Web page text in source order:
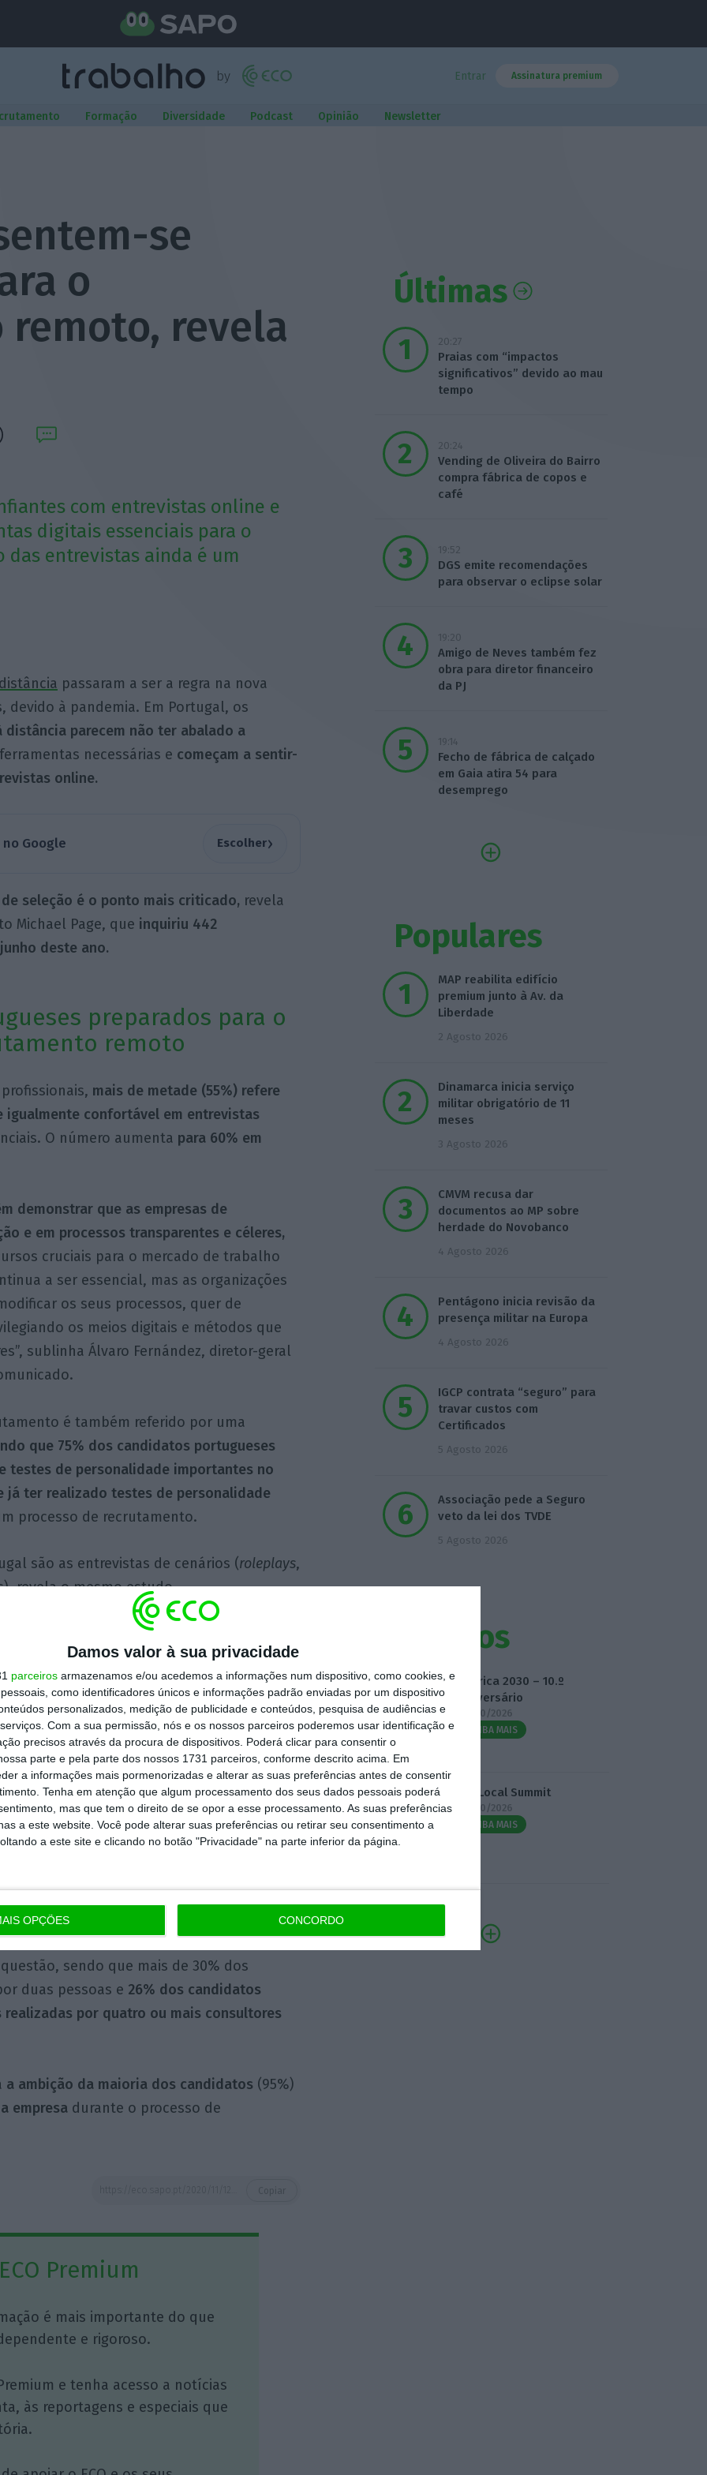
Damos valor à sua privacidade
parceiros armazenamos e/ou acedemos a informações num dispositivo, como cookies, e
como identificadores únicos e informações padrão enviadas por um dispositivo
personalizados, medição de publicidade e conteúdos, pesquisa de audiências e
Com a sua permissão, nós e os nossos parceiros poderemos usar identificação e
precisos através da procura de dispositivos. Poderá clicar para consentir o
parte e pela parte dos nossos 1731 parceiros, conforme descrito acima. Em
a informações mais pormenorizadas e alterar as suas preferências antes de consentir
Tenha em atenção que algum processamento dos seus dados pessoais poderá
mas que tem o direito de se opor a esse processamento. As suas preferências
a este website. Você pode alterar suas preferências ou retirar seu consentimento a
a este site e clicando no botão "Privacidade" na parte inferior da página.
OPÇÕES CONCORDO
Entrar Assinatura premium
Formação Diversidade Podcast Opinião Newsletter
se
o
revela
com entrevistas online e
digitais essenciais para o
das entrevistas ainda é um
passaram a ser a regra na nova
devido à pandemia. Em Portugal, os
distância parecem não ter abalado a
necessárias e começam a sentir-
online.
Google Escolher›
seleção é o ponto mais criticado, revela
Michael Page, que inquiriu 442
deste ano.
preparados para o
remoto
profissionais, mais de metade (55%) refere
igualmente confortável em entrevistas
O número aumenta para 60% em
demonstrar que as empresas de
e em processos transparentes e céleres,
cruciais para o mercado de trabalho
a ser essencial, mas as organizações
os seus processos, quer de
os meios digitais e métodos que
sublinha Álvaro Fernández, diretor-geral
é também referido por uma
que 75% dos candidatos portugueses
testes de personalidade importantes no
já ter realizado testes de personalidade
processo de recrutamento.
são as entrevistas de cenários (roleplays,
revela o mesmo estudo.
dos processos de recrutamento,o
de metade,52%, considera que a duração
longa.
candidatos refere que operíodo de duração
decorre entre duas semanas e um
refere o prazo inferior a duas semanas
o processo. Quanto ao número de
trabalho,quase metade (49%) refere que
realizar três entrevistas.
sendo que mais de 30% dos
duas pessoas e 26% dos candidatos
por quatro ou mais consultores
a ambição da maioria dos candidatos (95%)
empresadurante o processo de
Premium
é mais importante do que
e rigoroso.
e tenha acesso a notícias
às reportagens e especiais que
Últimas
20:27
Praias com “impactos
significativos” devido ao mau
tempo
20:24
Vending de Oliveira do Bairro
compra fábrica de copos e
café
19:52
DGS emite recomendações
para observar o eclipse solar
19:20
Amigo de Neves também fez
obra para diretor financeiro
da PJ
19:14
Fecho de fábrica de calçado
em Gaia atira 54 para
desemprego
Populares
MAP reabilita edifício
premium junto à Av. da
Liberdade
2 Agosto 2026
Dinamarca inicia serviço
militar obrigatório de 11
meses
3 Agosto 2026
CMVM recusa dar
documentos ao MP sobre
herdade do Novobanco
4 Agosto 2026
Pentágono inicia revisão da
presença militar na Europa
4 Agosto 2026
IGCP contrata “seguro” para
travar custos com
Certificados
5 Agosto 2026
Associação pede a Seguro
veto da lei dos TVDE
5 Agosto 2026
Eventos
Fábrica 2030 – 10.º
Aniversário
14/10/2026
SAIBA MAIS
3.º Local Summit
07/10/2026
SAIBA MAIS